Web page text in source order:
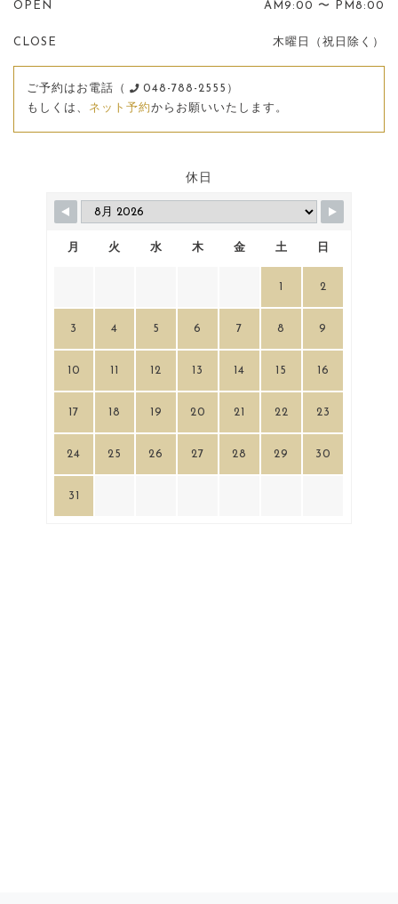
OPEN AM9:00 〜 PM8:00
CLOSE 木曜日（祝日除く）
ご予約はお電話（
048-788-2555）
もしくは、 ネット予約からお願いいたします。
休日
月 火 水 木 金 土 日
2
3 4 5 6 7 8 9
10 12 13 14 15 16
17 18 19 20 21 22 23
24 25 26 27 28 29 30
31